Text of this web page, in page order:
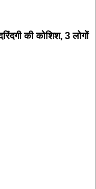
की कोशिश, 3 लोगों